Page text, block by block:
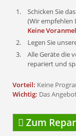
Schicken Sie
(Wir empfehlen
Keine
Legen Sie
Alle Geräte die
repariert und
Vorteil: Keine
Wichtig: Das
Zum